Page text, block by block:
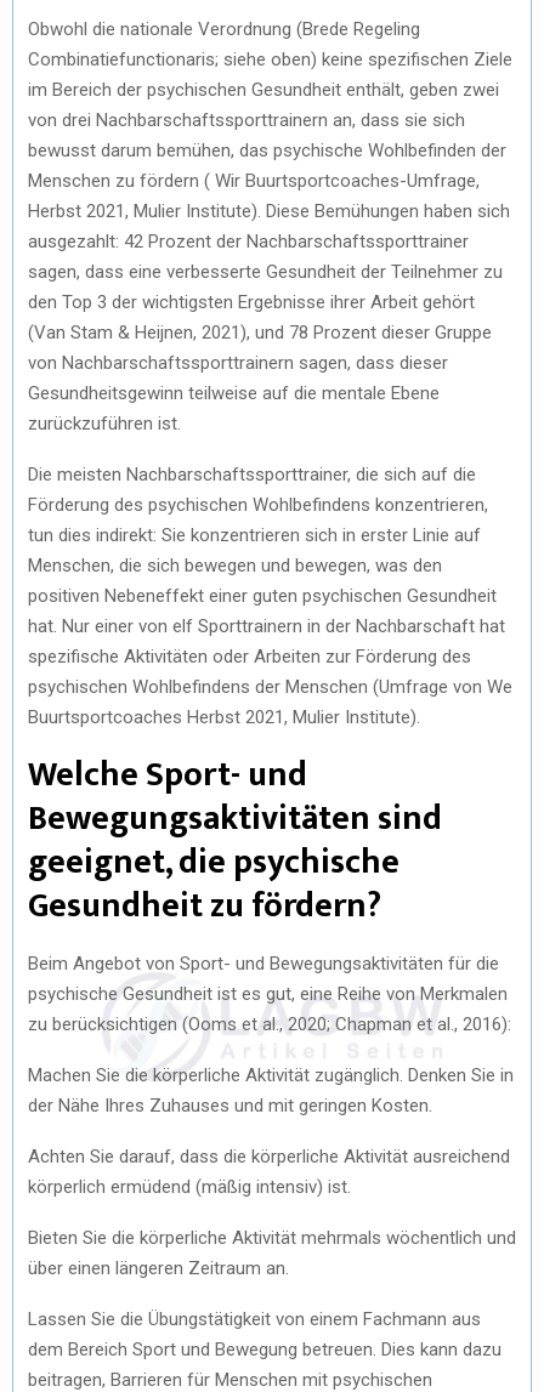
Obwohl die nationale Verordnung (Brede Regeling
Combinatiefunctionaris; siehe oben) keine spezifischen Ziele
im Bereich der psychischen Gesundheit enthält, geben zwei
von drei Nachbarschaftssporttrainern an, dass sie sich
bewusst darum bemühen, das psychische Wohlbefinden der
Menschen zu fördern ( Wir Buurtsportcoaches-Umfrage,
Herbst 2021, Mulier Institute). Diese Bemühungen haben sich
ausgezahlt: 42 Prozent der Nachbarschaftssporttrainer
sagen, dass eine verbesserte Gesundheit der Teilnehmer zu
den Top 3 der wichtigsten Ergebnisse ihrer Arbeit gehört
(Van Stam & Heijnen, 2021), und 78 Prozent dieser Gruppe
von Nachbarschaftssporttrainern sagen, dass dieser
Gesundheitsgewinn teilweise auf die mentale Ebene
zurückzuführen ist.
Die meisten Nachbarschaftssporttrainer, die sich auf die
Förderung des psychischen Wohlbefindens konzentrieren,
tun dies indirekt: Sie konzentrieren sich in erster Linie auf
Menschen, die sich bewegen und bewegen, was den
positiven Nebeneffekt einer guten psychischen Gesundheit
hat. Nur einer von elf Sporttrainern in der Nachbarschaft hat
spezifische Aktivitäten oder Arbeiten zur Förderung des
psychischen Wohlbefindens der Menschen (Umfrage von We
Buurtsportcoaches Herbst 2021, Mulier Institute).
Welche Sport- und
Bewegungsaktivitäten sind
geeignet, die psychische
Gesundheit zu fördern?
Beim Angebot von Sport- und Bewegungsaktivitäten für die
psychische Gesundheit ist es gut, eine Reihe von Merkmalen
zu berücksichtigen (Ooms et al., 2020; Chapman et al., 2016):
Machen Sie die körperliche Aktivität zugänglich. Denken Sie in
der Nähe Ihres Zuhauses und mit geringen Kosten.
Achten Sie darauf, dass die körperliche Aktivität ausreichend
körperlich ermüdend (mäßig intensiv) ist.
Bieten Sie die körperliche Aktivität mehrmals wöchentlich und
über einen längeren Zeitraum an.
Lassen Sie die Übungstätigkeit von einem Fachmann aus
dem Bereich Sport und Bewegung betreuen. Dies kann dazu
beitragen, Barrieren für Menschen mit psychischen